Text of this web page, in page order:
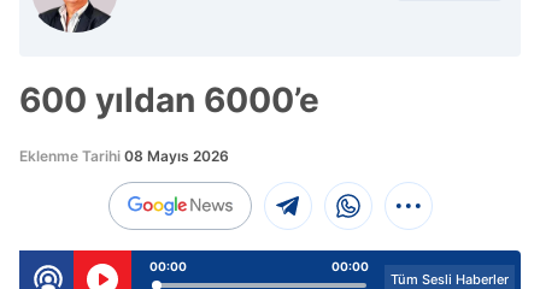
600 yıldan 6000’e
Eklenme Tarihi 08 Mayıs 2026
00:00
00:00
Tüm Sesli Haberler